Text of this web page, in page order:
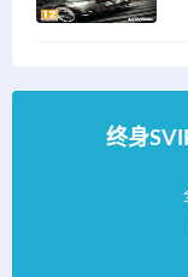
终身